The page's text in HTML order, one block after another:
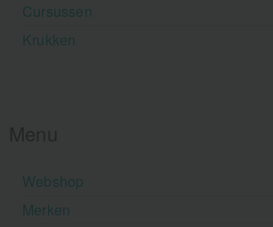
Cursussen
Krukken
Webshop
Merken